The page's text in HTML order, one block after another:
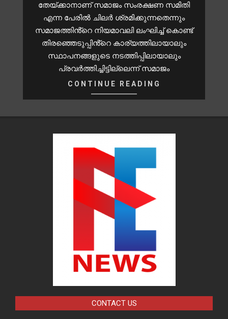
തേയ്ക്കാനാണ് സമാജം സംരക്ഷണ സമിതി
എന്ന പേരിൽ ചിലർ ശ്രമിക്കുന്നതെന്നും
സമാജത്തിൻ്റെ നിയമാവലി ലംഘിച്ച് കൊണ്ട്
തിരഞ്ഞെടുപ്പിൻ്റെ കാര്യത്തിലായാലും
സ്ഥാപനങ്ങളുടെ നടത്തിപ്പിലായാലും
പ്രവർത്തിച്ചിട്ടില്ലെന്ന് സമാജം
CONTINUE READING
CONTACT US